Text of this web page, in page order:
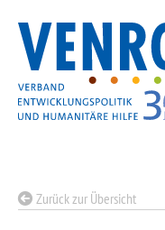
content
Zurück zur Übersicht